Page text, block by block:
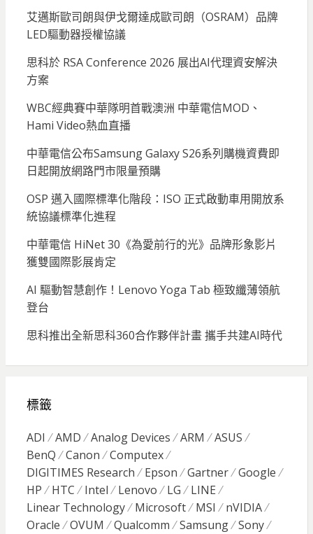
艾邁斯歐司朗與伊戈爾達成歐司朗（OSRAM）品牌
LED驅動器授權協議
思科於 RSA Conference 2026 展出AI代理資安解決
方案
WBC經典賽中華隊明首戰澳洲 中華電信MOD、
Hami Video熱血直播
中華電信公布Samsung Galaxy S26系列購機資費即
日起開放網路門市限量預購
OSP 邁入國際標準化階段：ISO 正式啟動車用開放系
統協議標準化進程
中華電信 HiNet 30《為愛前行的光》品牌形象影片
獲雙國際影展肯定
AI 驅動智慧創作！Lenovo Yoga Tab 極致纖薄領航
登台
思科推出全新思科360合作夥伴計畫 攜手共建AI時代
標籤
ADI AMD Analog Devices ARM
ASUS
BenQ
Canon
Computex
DIGITIMES Research
Epson Gartner
Google
HP
HTC Intel Lenovo LG
LINE
Linear Technology
Microsoft MSI
nVIDIA
Oracle
OVUM Qualcomm Samsung
Sony